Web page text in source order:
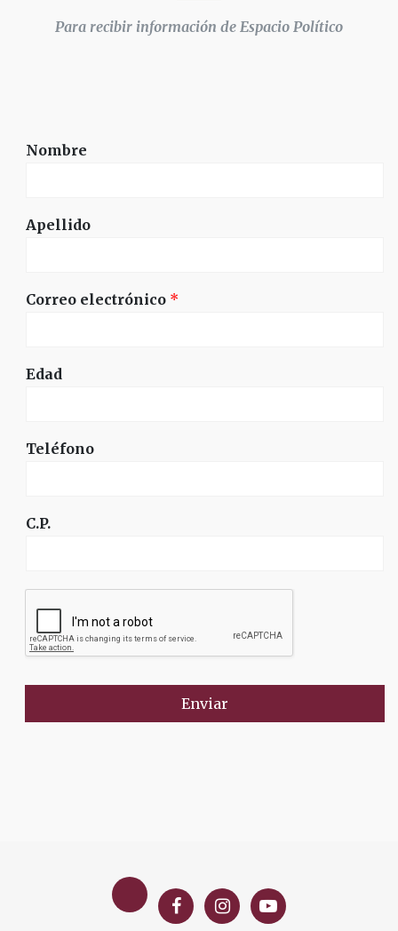
Para recibir información de Espacio Político
Nombre
Apellido
Correo electrónico *
Edad
Teléfono
C.P.
Enviar